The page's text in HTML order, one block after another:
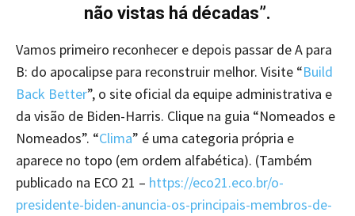
não vistas há décadas”.
Vamos primeiro reconhecer e depois passar de A para
B: do apocalipse para reconstruir melhor. Visite “Build
Back Better”, o site oficial da equipe administrativa e
da visão de Biden-Harris. Clique na guia “Nomeados e
Nomeados”. “Clima” é uma categoria própria e
aparece no topo (em ordem alfabética). (Também
publicado na ECO 21 – https://eco21.eco.br/o-
presidente-biden-anuncia-os-principais-membros-de-